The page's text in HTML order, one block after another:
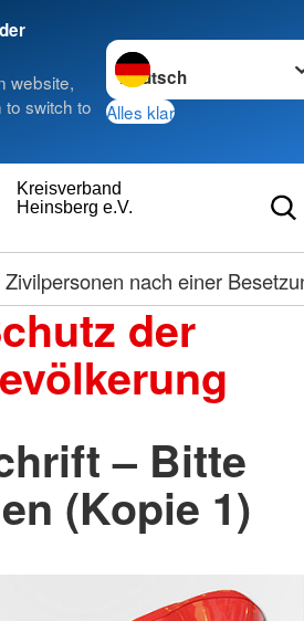
website,
switch to
Sprache wechseln zu
Alles klar
Heinsberg e.V.
Kreisverband
nach einer
der
– Bitte
(Kopie 1)